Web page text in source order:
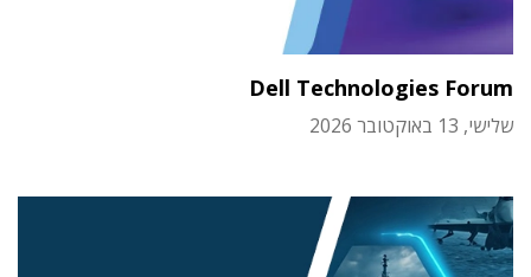
Dell Technologies Forum
שלישי, 13 באוקטובר 2026